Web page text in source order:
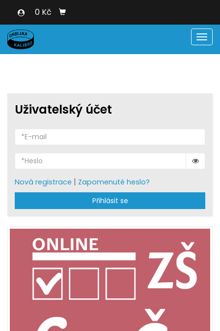
0 Kč
Uživatelský účet
Nová registrace | Zapomenuté heslo?
Přihlásit se